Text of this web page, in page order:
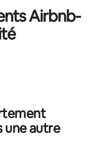
Airbnb-
une autre